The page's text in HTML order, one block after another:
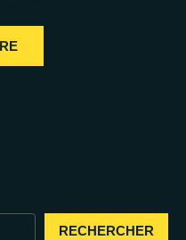
RECHERCHER